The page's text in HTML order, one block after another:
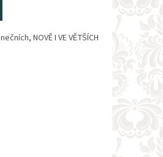
NOVĚ I VE VĚTŠÍCH